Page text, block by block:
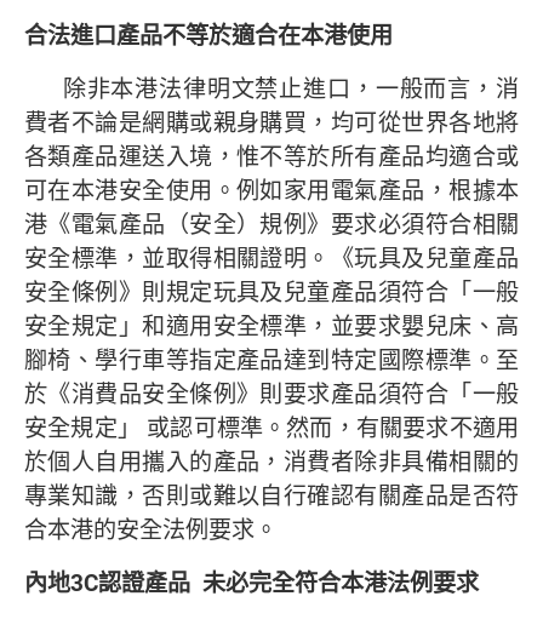
合法進口產品不等於適合在本港使用
除非本港法律明文禁止進口，一般而言，消
費者不論是網購或親身購買，均可從世界各地將
各類產品運送入境，惟不等於所有產品均適合或
可在本港安全使用。例如家用電氣產品，根據本
港《電氣產品（安全）規例》要求必須符合相關
安全標準，並取得相關證明。《玩具及兒童產品
安全條例》則規定玩具及兒童產品須符合「一般
安全規定」和適用安全標準，並要求嬰兒床、高
腳椅、學行車等指定產品達到特定國際標準。至
於《消費品安全條例》則要求產品須符合「一般
安全規定」 或認可標準。然而，有關要求不適用
於個人自用攜入的產品，消費者除非具備相關的
專業知識，否則或難以自行確認有關產品是否符
合本港的安全法例要求。
內地3C認證產品 未必完全符合本港法例要求